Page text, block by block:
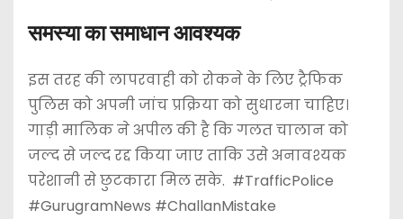
समस्या का समाधान आवश्यक
इस तरह की लापरवाही को रोकने के लिए ट्रैफिक
पुलिस को अपनी जांच प्रक्रिया को सुधारना चाहिए।
गाड़ी मालिक ने अपील की है कि गलत चालान को
जल्द से जल्द रद्द किया जाए ताकि उसे अनावश्यक
परेशानी से छुटकारा मिल सके. #TrafficPolice
#GurugramNews #ChallanMistake